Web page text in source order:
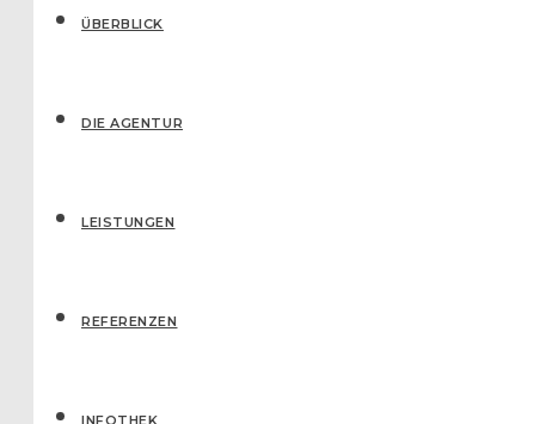
ÜBERBLICK
DIE AGENTUR
LEISTUNGEN
REFERENZEN
IN­FO­THEK